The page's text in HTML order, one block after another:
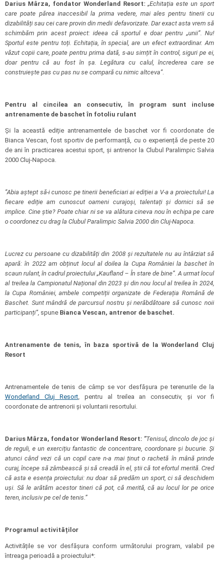
Darius Mârza, fondator Wonderland Resort:„Echitația este un sport
care poate părea inaccesibil la prima vedere, mai ales pentru tinerii cu
dizabilități sau cei care provin din medii defavorizate. Dar exact asta vrem să
schimbăm prin acest proiect: ideea că sportul e doar pentru „unii”. Nu!
Sportul este pentru toți. Echitația, în special, are un efect extraordinar. Am
văzut copii care, poate pentru prima dată, s-au simțit în control, siguri pe ei,
doar pentru că au fost în șa. Legătura cu calul, încrederea care se
construiește pas cu pas nu se compară cu nimic altceva”.
Pentru al cincilea an consecutiv, în program sunt incluse
antrenamente de baschet în fotoliu rulant
Și la această ediție antrenamentele de baschet vor fi coordonate de
Bianca Vescan, fost sportiv de performanță, cu o experiență de peste 20
de ani în practicarea acestui sport, și antrenor la Clubul Paralimpic Salvia
2000 Cluj-Napoca.
”Abia aștept să-i cunosc pe tinerii beneficiari ai ediției a V-a a proiectului! La
fiecare ediție am cunoscut oameni curajoși, talentați și dornici să se
implice. Cine știe? Poate chiar ni se va alătura cineva nou în echipa pe care
o coordonez cu drag la Clubul Paralimpic Salvia 2000 din Cluj-Napoca.
Lucrez cu persoane cu dizabilități din 2008 și rezultatele nu au întârziat să
apară: în 2022 am obținut locul al doilea la Cupa României la baschet în
scaun rulant, în cadrul proiectului „Kaufland – În stare de bine”. A urmat locul
al treilea la Campionatul Național din 2023 și din nou locul al treilea în 2024,
la Cupa României, ambele competiții organizate de Federația Română de
Baschet. Sunt mândră de parcursul nostru și nerăbdătoare să cunosc noii
participanți”, spune Bianca Vescan, antrenor de baschet.
Antrenamente de tenis, în baza sportivă de la Wonderland Cluj
Resort
Antrenamentele de tenis de câmp se vor desfășura pe terenurile de la
Wonderland Cluj Resort, pentru al treilea an consecutiv, și vor fi
coordonate de antrenorii și voluntarii resortului.
Darius Mârza, fondator Wonderland Resort: ”Tenisul,dincolo de joc și
de reguli, e un exercițiu fantastic de concentrare, coordonare și bucurie. Și
atunci când vezi că un copil care n-a mai ținut o rachetă în mână prinde
curaj, începe să zâmbească și să creadă în el, știi că tot efortul merită. Cred
că asta e esența proiectului: nu doar să predăm un sport, ci să deschidem
uși. Să le arătăm acestor tineri că pot, că merită, că au locul lor pe orice
teren, inclusiv pe cel de tenis.”
Programul activităților
Activitățile se vor desfășura conform următorului program, valabil pe
întreaga perioadă a proiectului*: